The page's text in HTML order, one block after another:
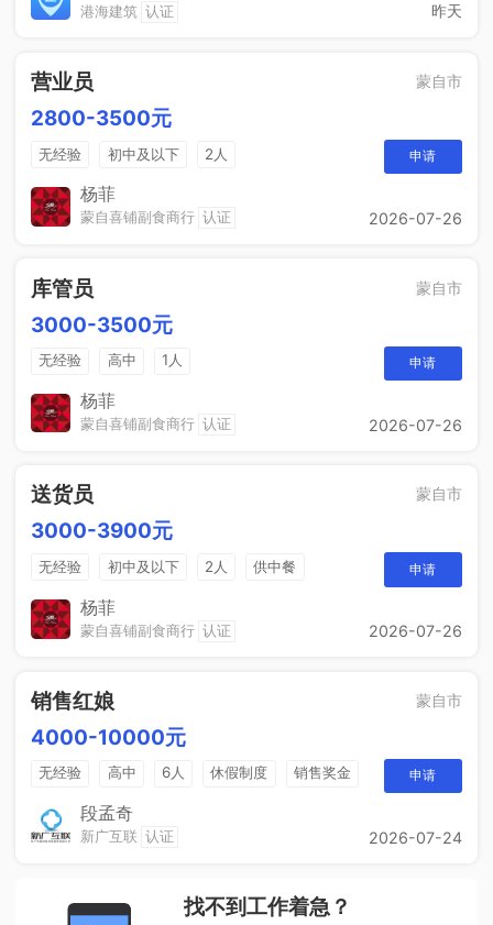
港海建筑 认证 昨天
营业员 蒙自市
2800-3500元
无经验 初中及以下 2人 申请
杨菲
蒙自喜铺副食商行 认证 2026-07-26
库管员 蒙自市
3000-3500元
无经验 高中 1人 申请
杨菲
蒙自喜铺副食商行 认证 2026-07-26
送货员 蒙自市
3000-3900元
无经验 初中及以下 2人 供中餐 申请
杨菲
蒙自喜铺副食商行 认证 2026-07-26
销售红娘 蒙自市
4000-10000元
无经验 高中 6人 休假制度
销售奖金
五险一金
申请
段孟奇
新广互联 认证 2026-07-24
找不到工作着急？